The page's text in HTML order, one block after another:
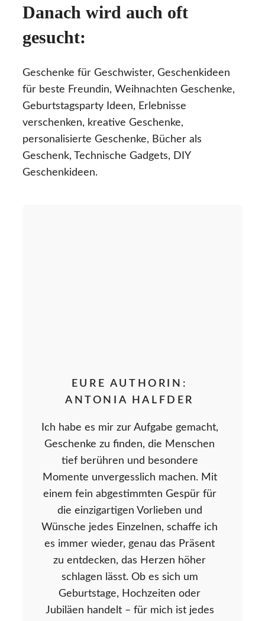
Danach wird auch oft
gesucht:
Geschenke für Geschwister, Geschenkideen
für beste Freundin, Weihnachten Geschenke,
Geburtstagsparty Ideen, Erlebnisse
verschenken, kreative Geschenke,
personalisierte Geschenke, Bücher als
Geschenk, Technische Gadgets, DIY
Geschenkideen.
EURE AUTHORIN:
ANTONIA HALFDER
Ich habe es mir zur Aufgabe gemacht,
Geschenke zu finden, die Menschen
tief berühren und besondere
Momente unvergesslich machen. Mit
einem fein abgestimmten Gespür für
die einzigartigen Vorlieben und
Wünsche jedes Einzelnen, schaffe ich
es immer wieder, genau das Präsent
zu entdecken, das Herzen höher
schlagen lässt. Ob es sich um
Geburtstage, Hochzeiten oder
Jubiläen handelt – für mich ist jedes